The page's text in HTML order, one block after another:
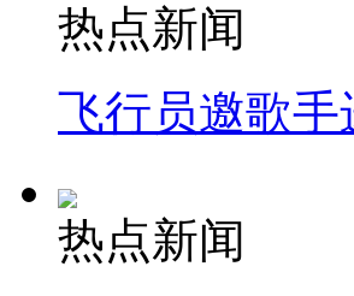
热点新闻
飞行员邀歌
热点新闻